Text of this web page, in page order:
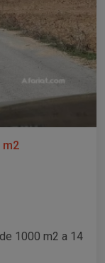
m2
1000 m2 a 14